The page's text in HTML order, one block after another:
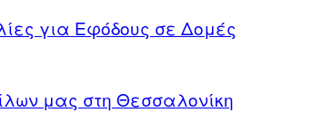
για Εφόδους σε Δομές
μας στη Θεσσαλονίκη